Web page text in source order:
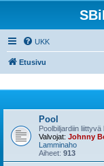
UKK
Etusivu
Pool
Poolbiljardiin
Valvojat: Johnny
Lamminaho
Aiheet: 913